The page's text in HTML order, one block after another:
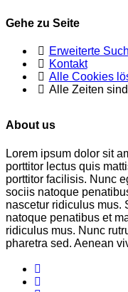
Gehe zu Seite
Erweiterte
Kontakt
Alle Cookies
Alle Zeiten sind
About us
Lorem ipsum dolor sit
porttitor lectus quis
porttitor facilisis. Nunc
sociis natoque
nascetur ridiculus mus.
natoque penatibus et
ridiculus mus. Nunc
pharetra sed. Aenean